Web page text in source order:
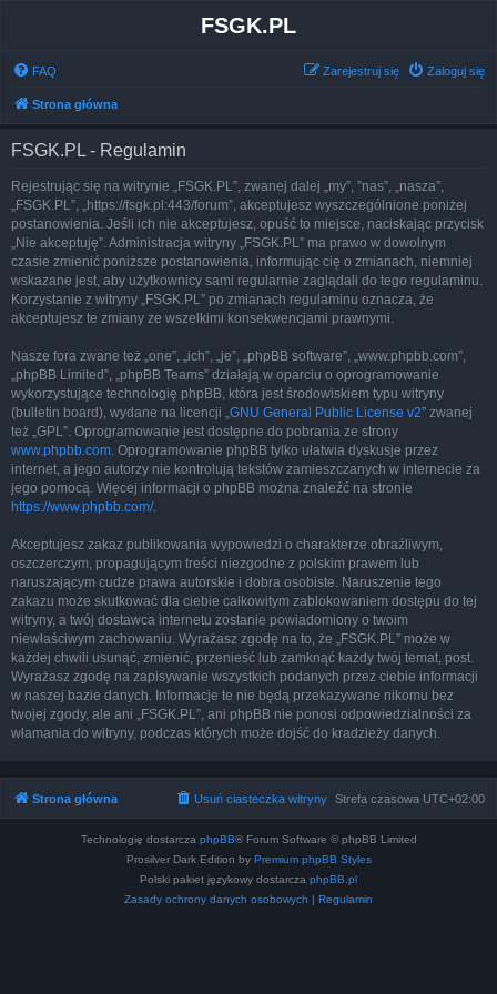
FSGK.PL
FAQ Zaloguj się
Zarejestruj się
Strona główna
FSGK.PL - Regulamin
Rejestrując się na witrynie „FSGK.PL”, zwanej dalej „my”, ”nas”, „nasza”,
„FSGK.PL”, „https://fsgk.pl:443/forum”, akceptujesz wyszczególnione poniżej
postanowienia. Jeśli ich nie akceptujesz, opuść to miejsce, naciskając przycisk
„Nie akceptuję”. Administracja witryny „FSGK.PL” ma prawo w dowolnym
czasie zmienić poniższe postanowienia, informując cię o zmianach, niemniej
wskazane jest, aby użytkownicy sami regularnie zaglądali do tego regulaminu.
Korzystanie z witryny „FSGK.PL” po zmianach regulaminu oznacza, że
akceptujesz te zmiany ze wszelkimi konsekwencjami prawnymi.
Nasze fora zwane też „one”, „ich”, „je”, „phpBB software”, „www.phpbb.com”,
„phpBB Limited”, „phpBB Teams” działają w oparciu o oprogramowanie
wykorzystujące technologię phpBB, która jest środowiskiem typu witryny
(bulletin board), wydane na licencji „GNU General Public License v2” zwanej
też „GPL”. Oprogramowanie jest dostępne do pobrania ze strony
www.phpbb.com. Oprogramowanie phpBB tylko ułatwia dyskusje przez
internet, a jego autorzy nie kontrolują tekstów zamieszczanych w internecie za
jego pomocą. Więcej informacji o phpBB można znaleźć na stronie
https://www.phpbb.com/.
Akceptujesz zakaz publikowania wypowiedzi o charakterze obraźliwym,
oszczerczym, propagującym treści niezgodne z polskim prawem lub
naruszającym cudze prawa autorskie i dobra osobiste. Naruszenie tego
zakazu może skutkować dla ciebie całkowitym zablokowaniem dostępu do tej
witryny, a twój dostawca internetu zostanie powiadomiony o twoim
niewłaściwym zachowaniu. Wyrażasz zgodę na to, że „FSGK.PL” może w
każdej chwili usunąć, zmienić, przenieść lub zamknąć każdy twój temat, post.
Wyrażasz zgodę na zapisywanie wszystkich podanych przez ciebie informacji
w naszej bazie danych. Informacje te nie będą przekazywane nikomu bez
twojej zgody, ale ani „FSGK.PL”, ani phpBB nie ponosi odpowiedzialności za
włamania do witryny, podczas których może dojść do kradzieży danych.
Strona główna Strefa czasowa UTC+02:00
Usuń ciasteczka witryny
Technologię dostarcza phpBB® Forum Software © phpBB Limited
Prosilver Dark Edition by Premium phpBB Styles
Polski pakiet językowy dostarcza phpBB.pl
Zasady ochrony danych osobowych | Regulamin